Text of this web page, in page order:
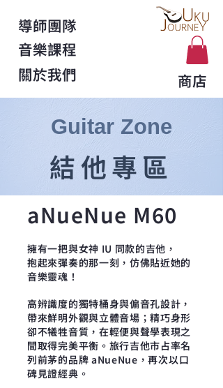
導師團隊
音樂課程
關於我們
商店
Guitar Zone
結他專區
aNueNue M60
擁有一把與女神 IU 同款的吉他，
抱起來彈奏的那一刻，仿佛貼近她的
音樂靈魂！
高辨識度的獨特桶身與偏音孔設計，
帶來鮮明外觀與立體音場；精巧身形
卻不犧牲音質，在輕便與聲學表現之
間取得完美平衡。旅行吉他市占率名
列前茅的品牌 aNueNue，再次以口
碑見證經典。